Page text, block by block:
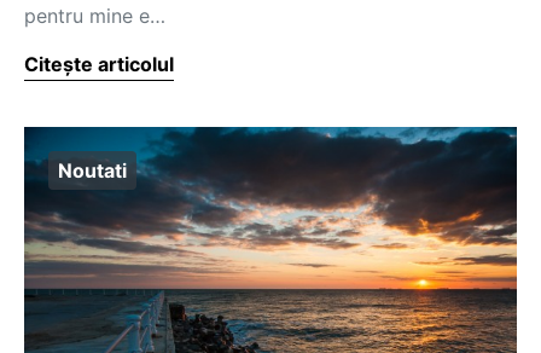
pentru mine e…
Citește articolul
Noutati